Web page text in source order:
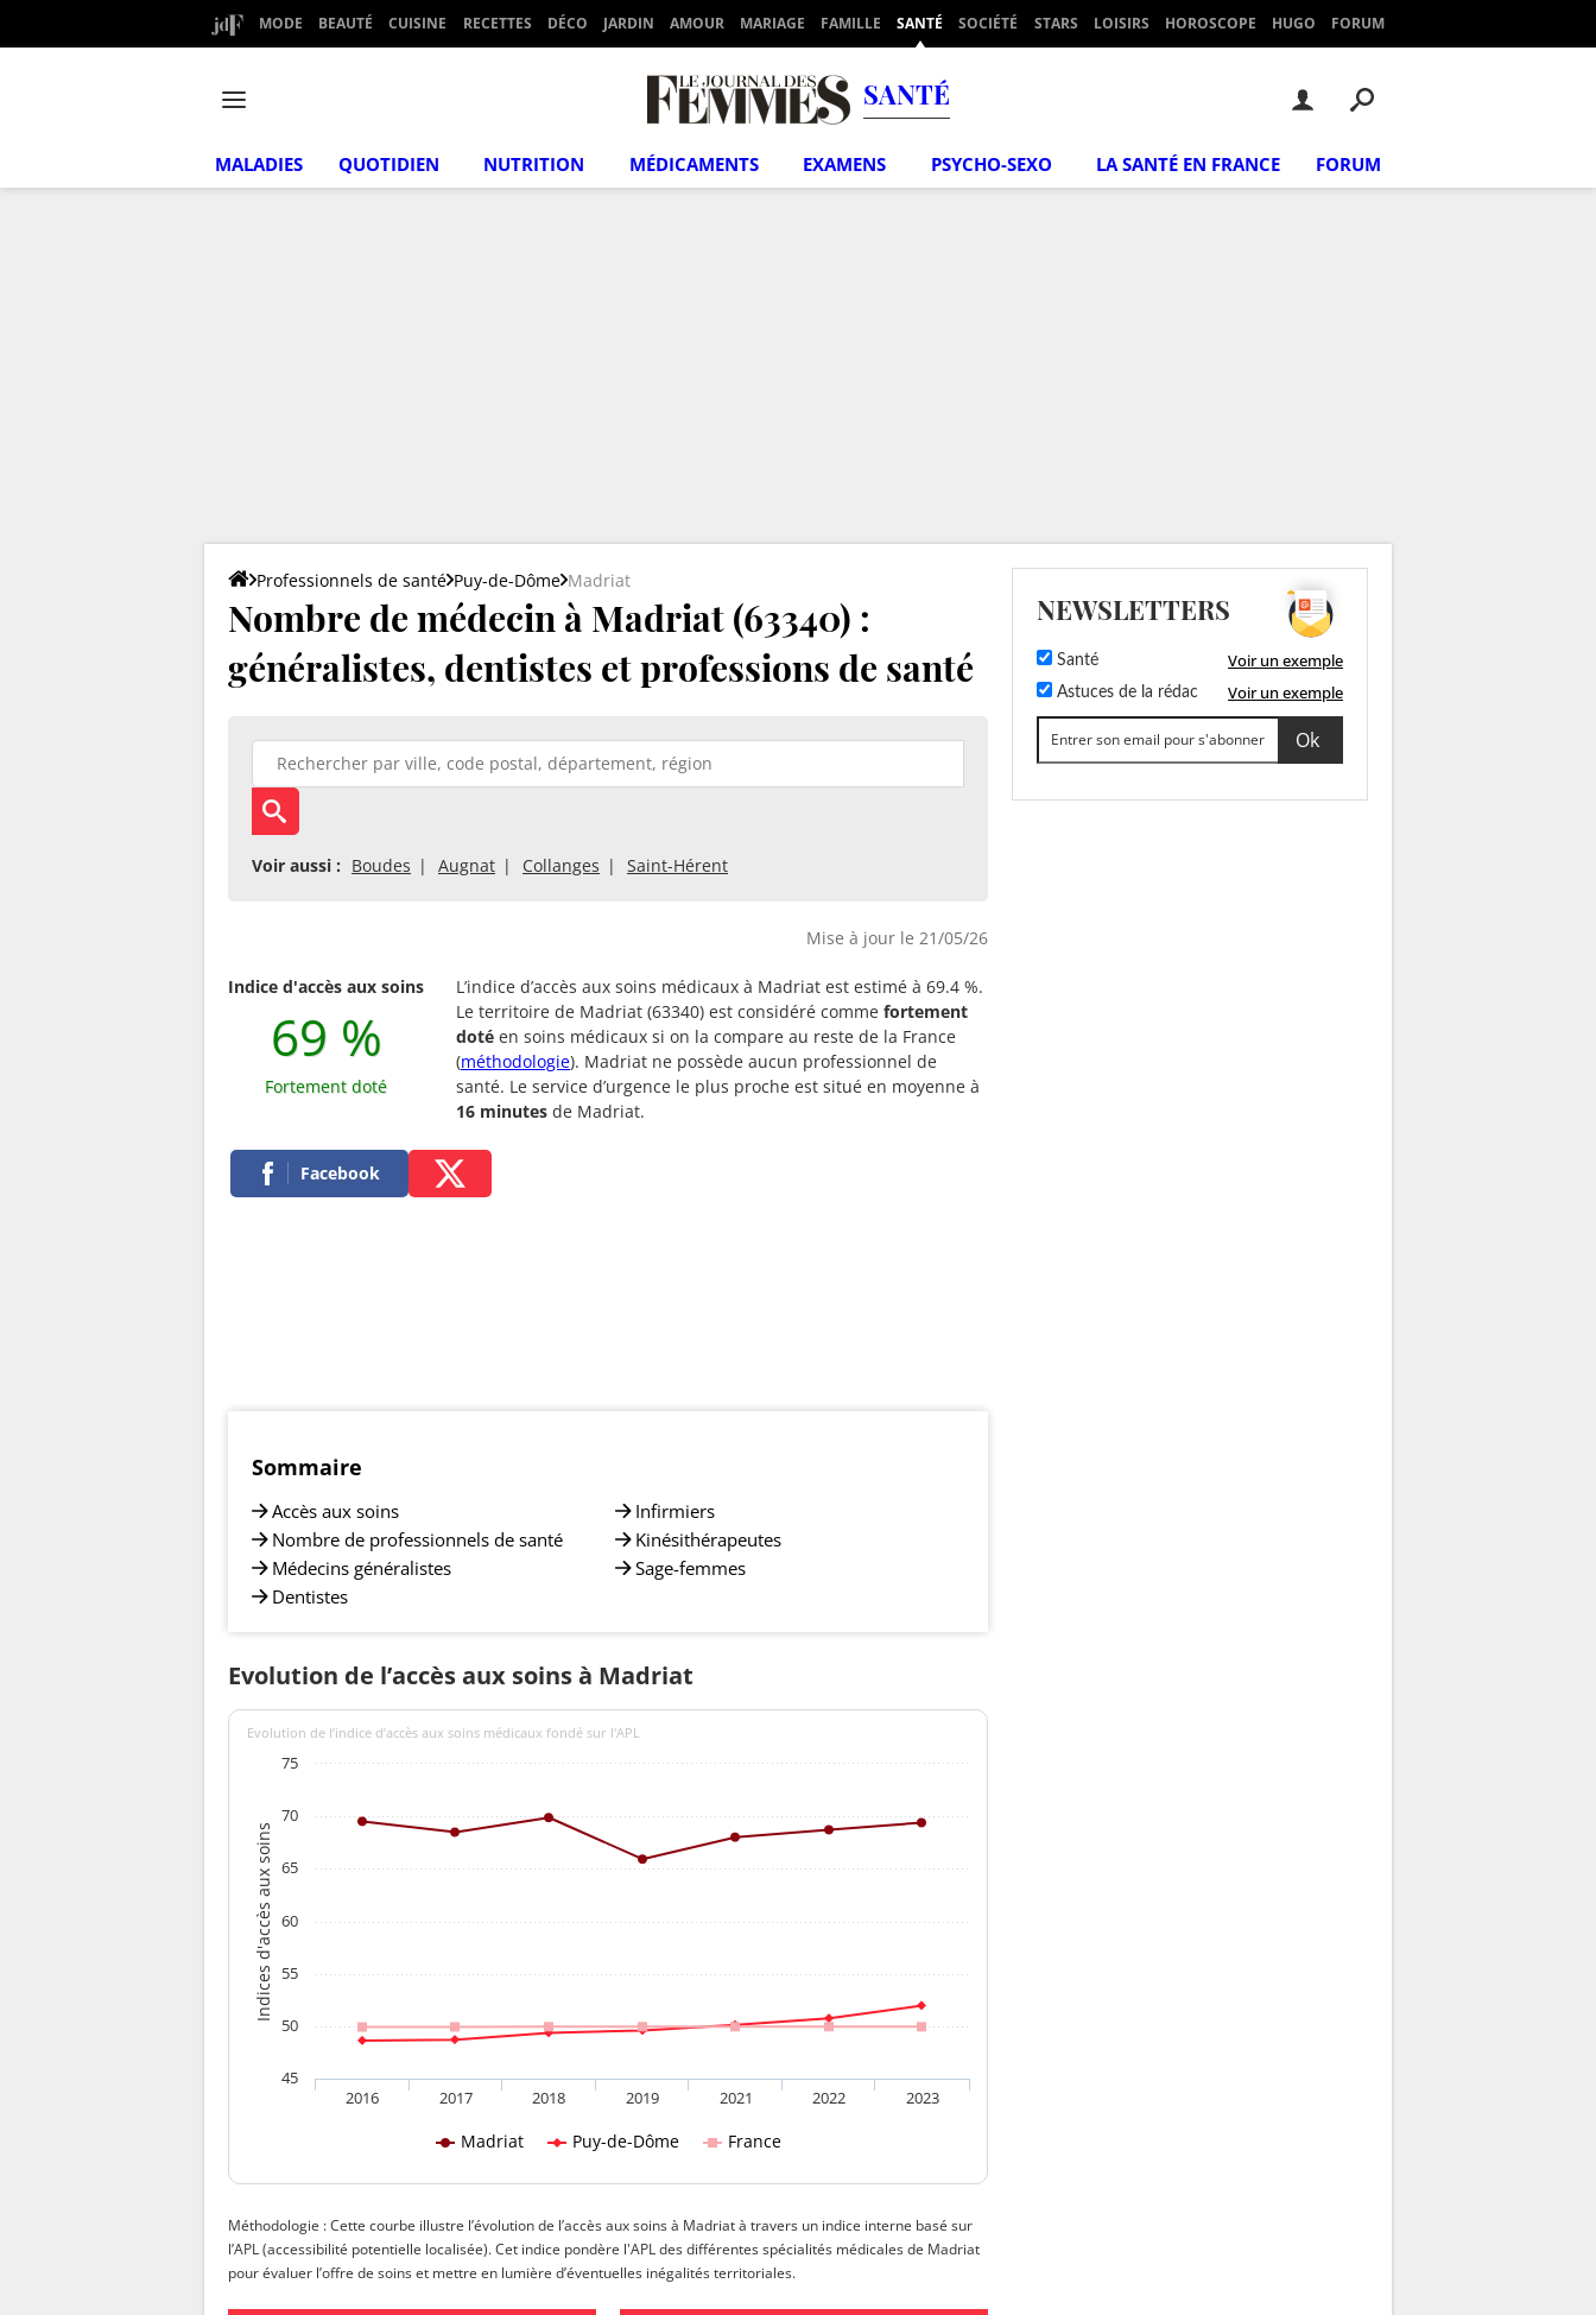
MODE BEAUTÉ CUISINE RECETTES DÉCO JARDIN AMOUR MARIAGE FAMILLE SANTÉ SOCIÉTÉ STARS LOISIRS HOROSCOPE HUGO FORUM
SANTÉ
MALADIES QUOTIDIEN NUTRITION MÉDICAMENTS EXAMENS PSYCHO-SEXO LA SANTÉ EN FRANCE FORUM
Professionnels de santé Puy-de-Dôme Madriat
Nombre de médecin à Madriat (63340) :
généralistes, dentistes et professions de santé
Voir aussi : Boudes Augnat Collanges Saint-Hérent
Mise à jour le 21/05/26
Indice d'accès aux soins
69 %
Fortement doté
L’indice d’accès aux soins médicaux à Madriat est estimé à 69.4 %.
Le territoire de Madriat (63340) est considéré comme fortement
doté en soins médicaux si on la compare au reste de la France
(méthodologie). Madriat ne possède aucun professionnel de
santé. Le service d’urgence le plus proche est situé en moyenne à
16 minutes de Madriat.
Facebook
Sommaire
Accès aux soins
Nombre de professionnels de santé
Médecins généralistes
Dentistes
Infirmiers
Kinésithérapeutes
Sage-femmes
Evolution de l’accès aux soins à Madriat
Indices d'accès aux soins
Evolution de l’indice d’accès aux soins médicaux fondé sur l'APL
Madriat Puy-de-Dôme France
2016 2017 2018 2019 2021 2022 2023
45
50
55
60
65
70
75
Méthodologie : Cette courbe illustre l’évolution de l’accès aux soins à Madriat à travers un indice interne basé sur
l’APL (accessibilité potentielle localisée). Cet indice pondère l'APL des différentes spécialités médicales de Madriat
pour évaluer l’offre de soins et mettre en lumière d’éventuelles inégalités territoriales.
NEWSLETTERS
Santé Voir un exemple
Astuces de la rédac Voir un exemple